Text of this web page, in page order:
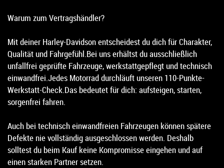
Warum zum Vertragshändler?
Mit deiner Harley-Davidson entscheidest du dich für Charakter,
Qualität und Fahrgefühl.Bei uns erhältst du ausschließlich
unfallfrei geprüfte Fahrzeuge, werkstattgepflegt und technisch
einwandfrei.Jedes Motorrad durchläuft unseren 110-Punkte-
Werkstatt-Check.Das bedeutet für dich: aufsteigen, starten,
sorgenfrei fahren.
Auch bei technisch einwandfreien Fahrzeugen können spätere
Defekte nie vollständig ausgeschlossen werden. Deshalb
solltest du beim Kauf keine Kompromisse eingehen und auf
einen starken Partner setzen.